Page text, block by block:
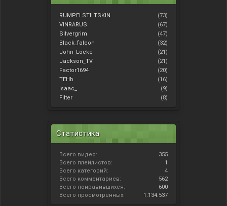
RUMPELSTILTSKIN
(73)
VINRARUS
(67)
Silvergrim
(47)
Black_falcon
(32)
John_Locke
(21)
Jackson_TV
(21)
Factor1694
(20)
TEHb
(16)
Isaac_
(9)
Filter
(8)
Статистика
Всего видео:
355
Всего плейлистов:
1
Всего категорий:
4
Всего комментариев:
562
Всего понравившихся:
600
Всего просмотренных:
1.134.537